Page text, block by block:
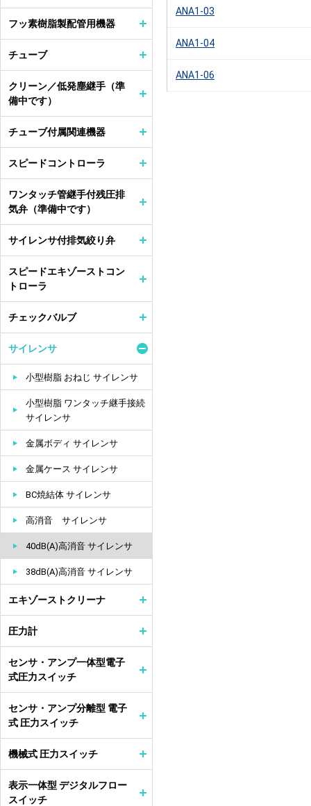
ANA1-03
ANA1-04
ANA1-06
フッ素樹脂製配管用機器
チューブ
クリーン／低発塵継手（準
備中です）
チューブ付属関連機器
スピードコントローラ
ワンタッチ管継手付残圧排
気弁（準備中です）
サイレンサ付排気絞り弁
スピードエキゾーストコン
トローラ
チェックバルブ
サイレンサ
小型樹脂 おねじ サイレンサ
小型樹脂 ワンタッチ継手接続
サイレンサ
金属ボディ サイレンサ
金属ケース サイレンサ
BC焼結体 サイレンサ
高消音 サイレンサ
40dB(A)高消音 サイレンサ
38dB(A)高消音 サイレンサ
エキゾーストクリーナ
圧力計
センサ・アンプ一体型電子
式圧力スイッチ
センサ・アンプ分離型 電子
式 圧力スイッチ
機械式 圧力スイッチ
表示一体型 デジタルフロー
スイッチ